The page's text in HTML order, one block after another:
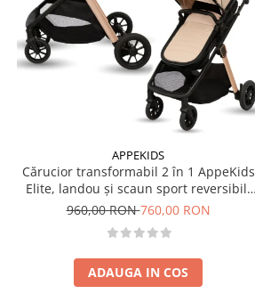
APPEKIDS
Cărucior transformabil 2 în 1 AppeKids
Elite, landou și scaun sport reversibil,
suspensii, adaptori scoică auto, până la
960,00 RON760,00 RON
ADAUGA IN COS